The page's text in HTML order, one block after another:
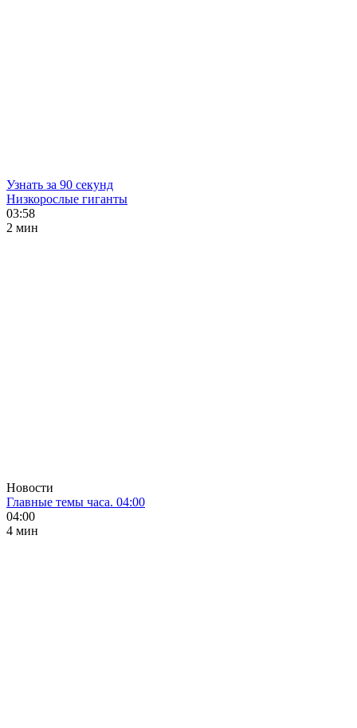
Узнать за 90 секунд
Низкорослые гиганты
03:58
2 мин
Новости
Главные темы часа. 04:00
04:00
4 мин